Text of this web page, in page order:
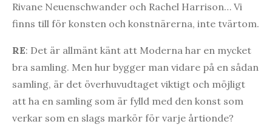
Rivane Neuenschwander och Rachel Harrison… Vi
finns till för konsten och konstnärerna, inte tvärtom.
RE: Det är allmänt känt att Moderna har en mycket
bra samling. Men hur bygger man vidare på en sådan
samling, är det överhuvudtaget viktigt och möjligt
att ha en samling som är fylld med den konst som
verkar som en slags markör för varje årtionde?